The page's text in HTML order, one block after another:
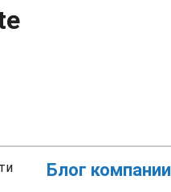
Блог компании